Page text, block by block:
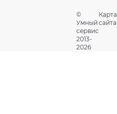
©
Умный
сервис
2013-
2026
Карта
сайта